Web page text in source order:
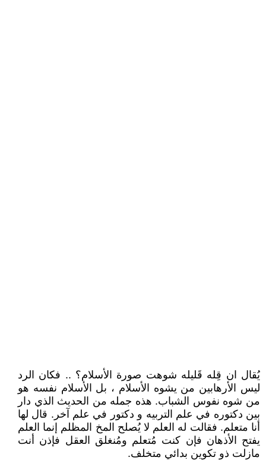
يُقال ان قِله قَليله شوهت صورة الأسلام؟ .. فكان الرد
ليس الأرهابين من يشوه الأسلام ، بل الأسلام نفسه هو
من شوه نفوس الشباب. هذه جمله من الحديث الذي دار
بين دكتوره في علم التربيه و دكتور في علم آخر. قال لها
أنا متعلم. فقالت له العلم لا يُصلح المخ المظلم إنما العلم
يفتح الأذهان فإن كنت مُتعلم ومُنغلق العقل فإذن أنت
مازلت ذو تكوين بدائي متخلف.